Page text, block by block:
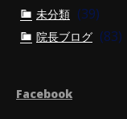
未分類 (39)
院長ブログ (83)
Facebook